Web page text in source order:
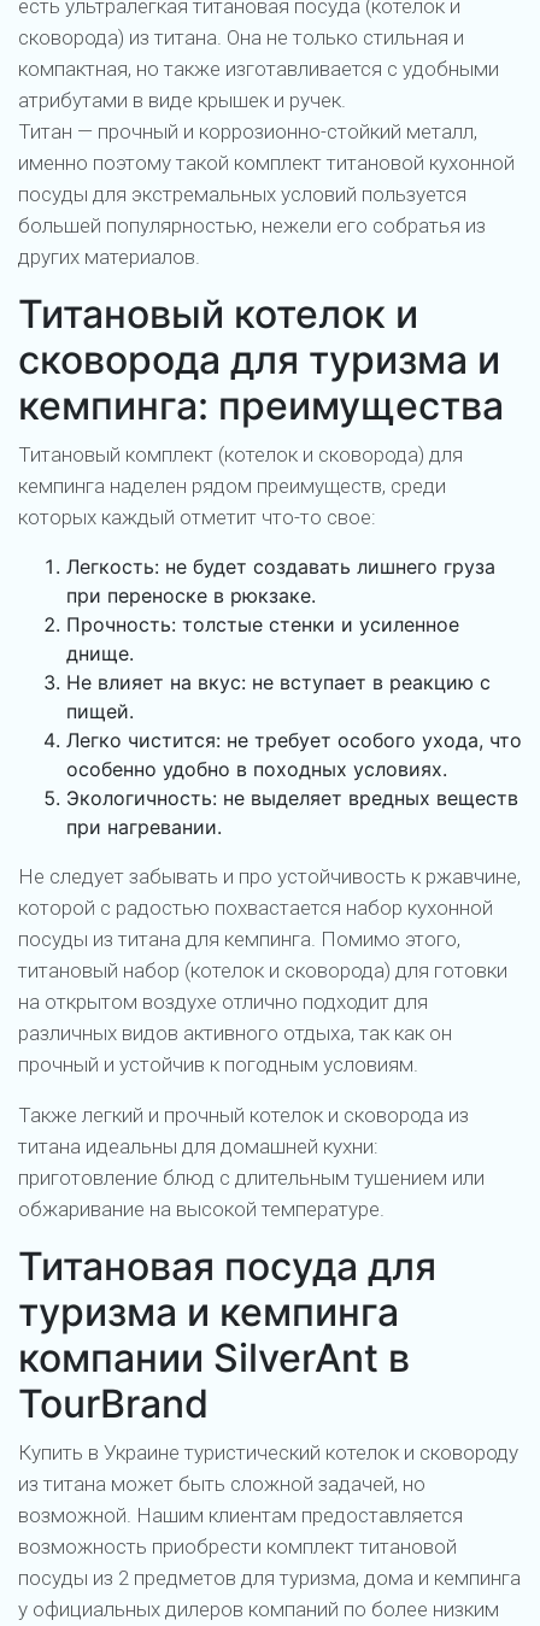
есть ультралегкая титановая посуда (котелок и
сковорода) из титана. Она не только стильная и
компактная, но также изготавливается с удобными
атрибутами в виде крышек и ручек.
Титан — прочный и коррозионно-стойкий металл,
именно поэтому такой комплект титановой кухонной
посуды для экстремальных условий пользуется
большей популярностью, нежели его собратья из
других материалов.
Титановый котелок и
сковорода для туризма и
кемпинга: преимущества
Титановый комплект (котелок и сковорода) для
кемпинга наделен рядом преимуществ, среди
которых каждый отметит что-то свое:
Легкость: не будет создавать лишнего груза
при переноске в рюкзаке.
Прочность: толстые стенки и усиленное
днище.
Не влияет на вкус: не вступает в реакцию с
пищей.
Легко чистится: не требует особого ухода, что
особенно удобно в походных условиях.
Экологичность: не выделяет вредных веществ
при нагревании.
Не следует забывать и про устойчивость к ржавчине,
которой с радостью похвастается набор кухонной
посуды из титана для кемпинга. Помимо этого,
титановый набор (котелок и сковорода) для готовки
на открытом воздухе отлично подходит для
различных видов активного отдыха, так как он
прочный и устойчив к погодным условиям.
Также легкий и прочный котелок и сковорода из
титана идеальны для домашней кухни:
приготовление блюд с длительным тушением или
обжаривание на высокой температуре.
Титановая посуда для
туризма и кемпинга
компании SilverAnt в
TourBrand
Купить в Украине туристический котелок и сковороду
из титана может быть сложной задачей, но
возможной. Нашим клиентам предоставляется
возможность приобрести комплект титановой
посуды из 2 предметов для туризма, дома и кемпинга
у официальных дилеров компаний по более низким